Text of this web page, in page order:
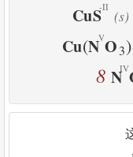
CuS (s)
Cu(N O3)
8 N